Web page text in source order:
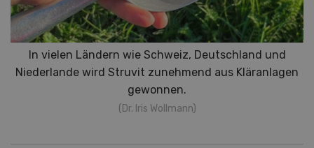
In vielen Ländern wie Schweiz, Deutschland und
Niederlande wird Struvit zunehmend aus Kläranlagen
gewonnen.
(Dr. Iris Wollmann)